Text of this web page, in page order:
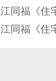
江同福《住
江同福《住